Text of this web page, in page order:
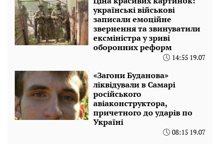
українські військові
записали емоційне
звернення та звинуватили
ексміністра у зриві
оборонних реформ
14:55 19.07
«Загони Буданова»
ліквідували в Самарі
російського
авіаконструктора,
причетного до ударів по
Україні
08:15 19.07